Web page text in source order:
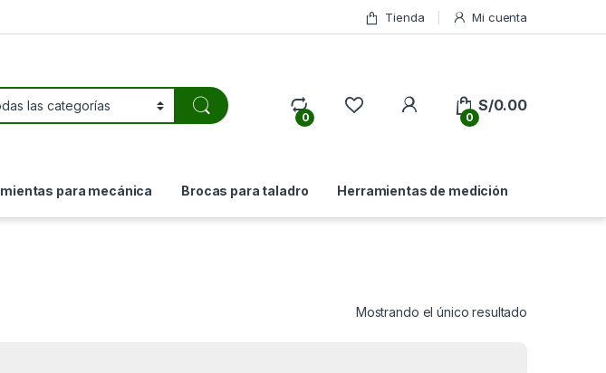
Tienda Mi cuenta
0
My Account
0
S/0.00
para mecánica Brocas para taladro Herramientas de medición
Mostrando el único resultado